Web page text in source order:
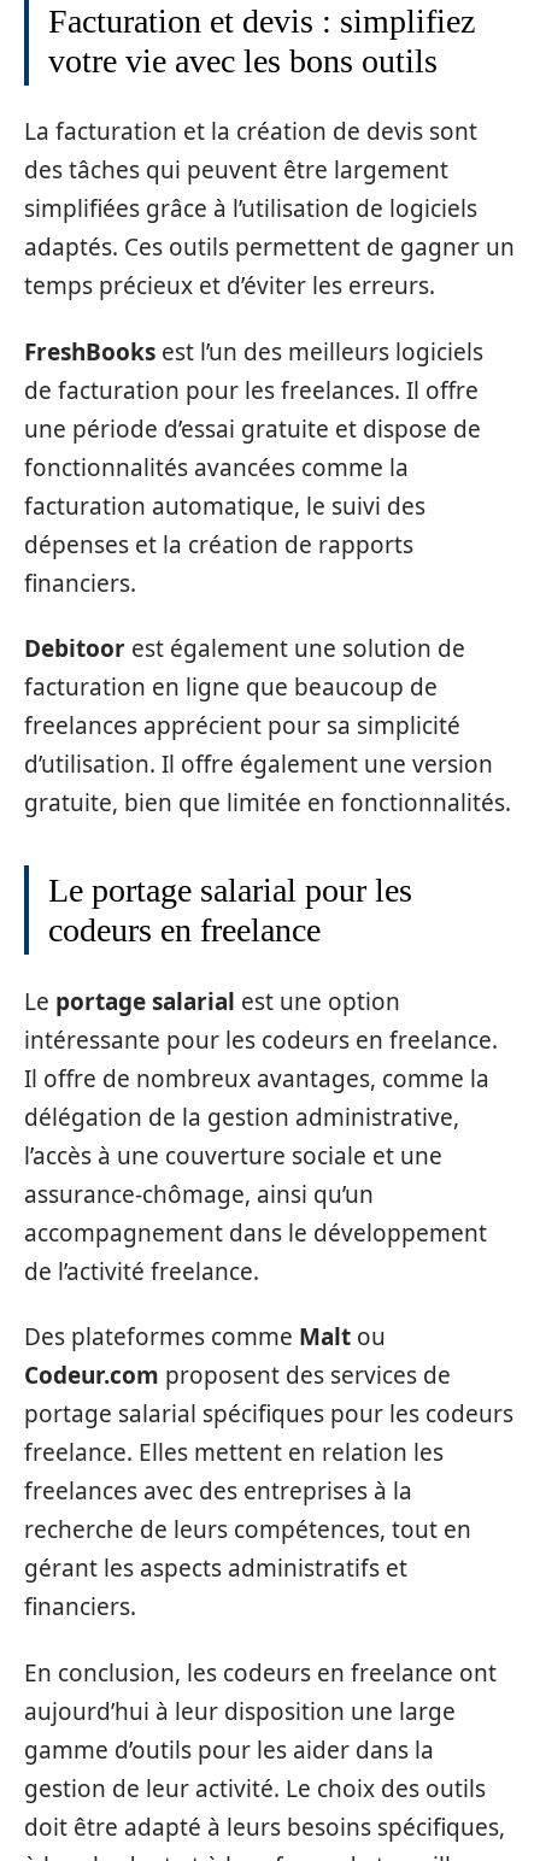
Facturation et devis : simplifiez
votre vie avec les bons outils
La facturation et la création de devis sont
des tâches qui peuvent être largement
simplifiées grâce à l’utilisation de logiciels
adaptés. Ces outils permettent de gagner un
temps précieux et d’éviter les erreurs.
FreshBooks est l’un des meilleurs logiciels
de facturation pour les freelances. Il offre
une période d’essai gratuite et dispose de
fonctionnalités avancées comme la
facturation automatique, le suivi des
dépenses et la création de rapports
financiers.
Debitoor est également une solution de
facturation en ligne que beaucoup de
freelances apprécient pour sa simplicité
d’utilisation. Il offre également une version
gratuite, bien que limitée en fonctionnalités.
Le portage salarial pour les
codeurs en freelance
Le portage salarial est une option
intéressante pour les codeurs en freelance.
Il offre de nombreux avantages, comme la
délégation de la gestion administrative,
l’accès à une couverture sociale et une
assurance-chômage, ainsi qu’un
accompagnement dans le développement
de l’activité freelance.
Des plateformes comme Malt ou
Codeur.com proposent des services de
portage salarial spécifiques pour les codeurs
freelance. Elles mettent en relation les
freelances avec des entreprises à la
recherche de leurs compétences, tout en
gérant les aspects administratifs et
financiers.
En conclusion, les codeurs en freelance ont
aujourd’hui à leur disposition une large
gamme d’outils pour les aider dans la
gestion de leur activité. Le choix des outils
doit être adapté à leurs besoins spécifiques,